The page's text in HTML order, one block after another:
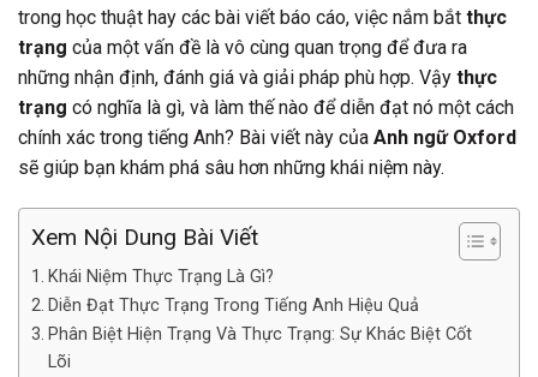
trong học thuật hay các bài viết báo cáo, việc nắm bắt thực
trạng của một vấn đề là vô cùng quan trọng để đưa ra
những nhận định, đánh giá và giải pháp phù hợp. Vậy thực
trạng có nghĩa là gì, và làm thế nào để diễn đạt nó một cách
chính xác trong tiếng Anh? Bài viết này của Anh ngữ Oxford
sẽ giúp bạn khám phá sâu hơn những khái niệm này.
Xem Nội Dung Bài Viết
Khái Niệm Thực Trạng Là Gì?
Diễn Đạt Thực Trạng Trong Tiếng Anh Hiệu Quả
Phân Biệt Hiện Trạng Và Thực Trạng: Sự Khác Biệt Cốt
Lõi